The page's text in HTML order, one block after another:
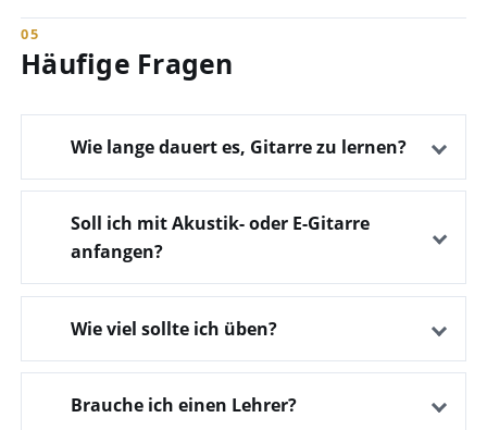
Häufige Fragen
Wie lange dauert es, Gitarre zu lernen?
Soll ich mit Akustik- oder E-Gitarre
anfangen?
Wie viel sollte ich üben?
Brauche ich einen Lehrer?